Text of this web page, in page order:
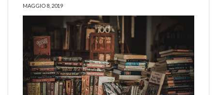
MAGGIO 8, 2019